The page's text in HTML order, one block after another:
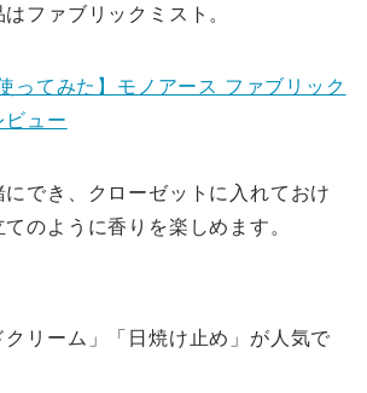
ファブリックミスト。
ってみた】モノアース ファブリック
ビュー
でき、クローゼットに入れておけ
のように香りを楽しめます。
リーム」「日焼け止め」が人気で